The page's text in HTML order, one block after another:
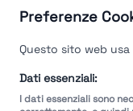
Preferenze
Questo sito web
Dati essenziali:
I dati essenziali sono
Guarda le